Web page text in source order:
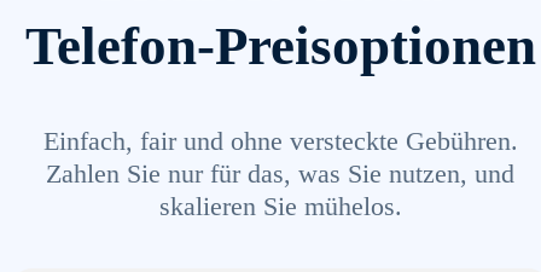
Telefon-Preisoptionen
Einfach, fair und ohne versteckte Gebühren.
Zahlen Sie nur für das, was Sie nutzen, und
skalieren Sie mühelos.